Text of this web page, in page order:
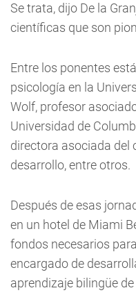
Se trata, dijo De la
científicas que son
Entre los ponentes
psicología en la
Wolf, profesor
Universidad de
directora asociada del
desarrollo, entre otros.
Después de esas
en un hotel de Miami
fondos necesarios
encargado de
aprendizaje bilingüe